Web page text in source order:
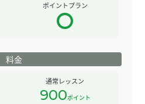
ポイントプラン
料金
通常レッスン
900ポイント